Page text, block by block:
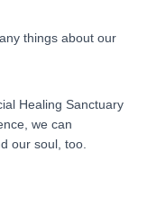
things about our
Healing Sanctuary
we can
our soul, too.